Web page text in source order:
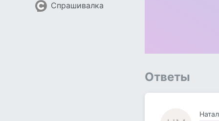
Спрашивалка
Ответы